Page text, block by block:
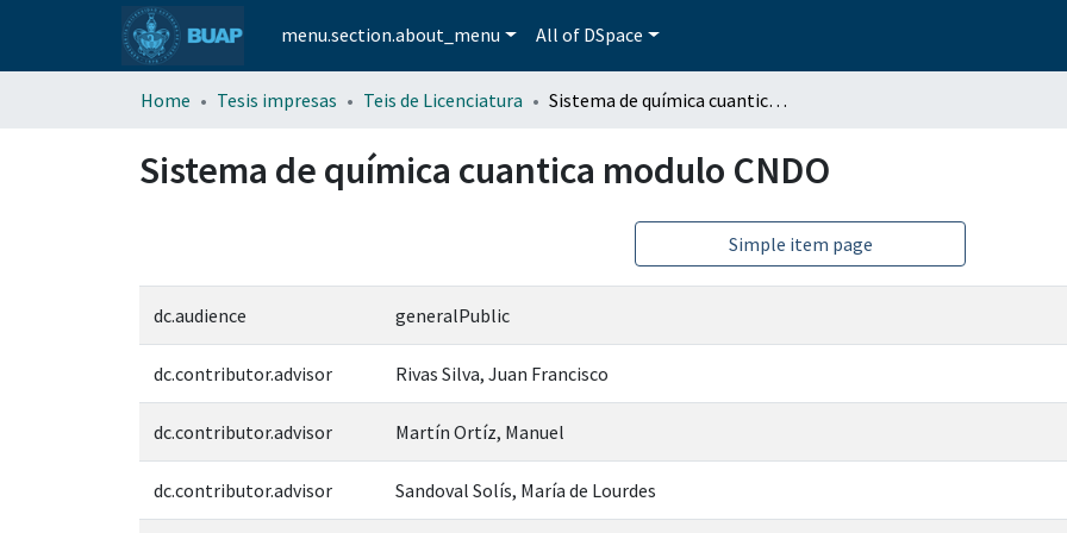
menu.section.about_menu All of DSpace
Home Tesis impresas Teis de Licenciatura Sistema de química cuantica modulo CNDO
Sistema de química cuantica modulo CNDO
Simple item page
dc.audience generalPublic
dc.contributor.advisor Rivas Silva, Juan Francisco
dc.contributor.advisor Martín Ortíz, Manuel
dc.contributor.advisor Sandoval Solís, María de Lourdes